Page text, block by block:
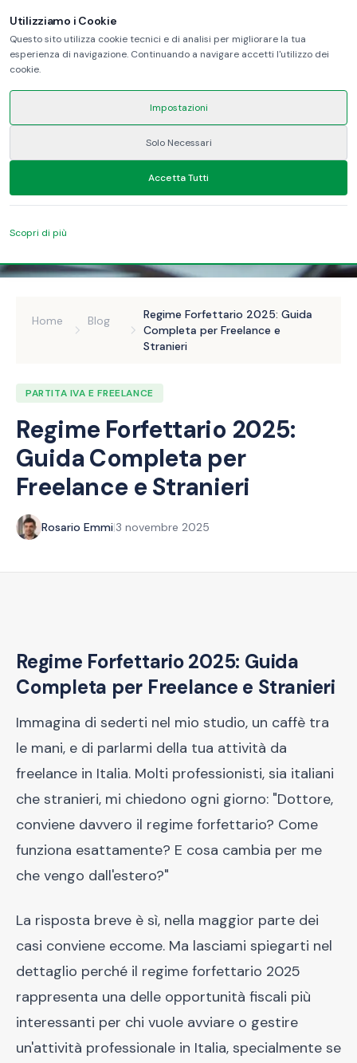
Home Blog
Regime Forfettario 2025: Guida
Completa per Freelance e
Stranieri
PARTITA IVA E FREELANCE
Regime Forfettario 2025:
Guida Completa per
Freelance e Stranieri
Rosario Emmi|3 novembre 2025
Regime Forfettario 2025: Guida
Completa per Freelance e Stranieri
Immagina di sederti nel mio studio, un caffè tra
le mani, e di parlarmi della tua attività da
freelance in Italia. Molti professionisti, sia italiani
che stranieri, mi chiedono ogni giorno: "Dottore,
conviene davvero il regime forfettario? Come
funziona esattamente? E cosa cambia per me
che vengo dall'estero?"
La risposta breve è sì, nella maggior parte dei
casi conviene eccome. Ma lasciami spiegarti nel
dettaglio perché il regime forfettario 2025
rappresenta una delle opportunità fiscali più
interessanti per chi vuole avviare o gestire
un'attività professionale in Italia, specialmente se
Utilizziamo i Cookie
Questo sito utilizza cookie tecnici e di analisi per migliorare la tua
esperienza di navigazione. Continuando a navigare accetti l'utilizzo dei
cookie.
Impostazioni
Solo Necessari
Accetta Tutti
Scopri di più